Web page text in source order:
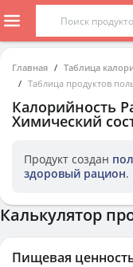
Главная
Таблица
Таблица продуктов
Калорийность
Химический
Продукт создан
здоровый рацион.
Калькулятор
Пищевая